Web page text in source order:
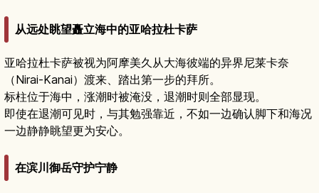
从远处眺望矗立海中的亚哈拉杜卡萨
亚哈拉杜卡萨被视为阿摩美久从大海彼端的异界尼莱卡奈
（Nirai-Kanai）渡来、踏出第一步的拜所。
标柱位于海中，涨潮时被淹没，退潮时则全部显现。
即使在退潮可见时，与其勉强靠近，不如一边确认脚下和海况
一边静静眺望更为安心。
在滨川御岳守护宁静